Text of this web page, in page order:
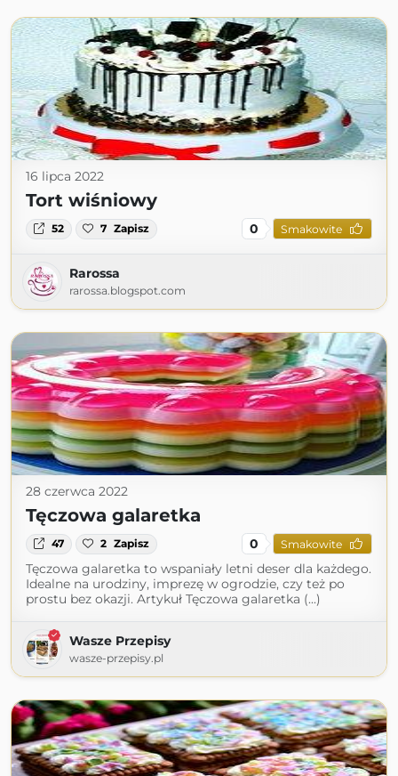
16 lipca 2022
Tort wiśniowy
52 7 Zapisz 0 Smakowite
Rarossa
rarossa.blogspot.com
28 czerwca 2022
Tęczowa galaretka
47 2 Zapisz 0 Smakowite
Tęczowa galaretka to wspaniały letni deser dla każdego.
Idealne na urodziny, imprezę w ogrodzie, czy też po
prostu bez okazji. Artykuł Tęczowa galaretka (...)
Wasze Przepisy
wasze-przepisy.pl